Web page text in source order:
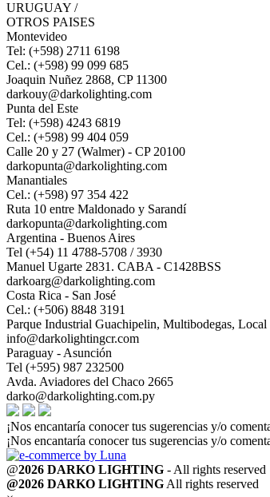
URUGUAY /
OTROS PAISES
Montevideo
Tel: (+598) 2711 6198
Cel.: (+598) 99 099 685
Joaquin Nuñez 2868, CP 11300
darkouy@darkolighting.com
Punta del Este
Tel: (+598) 4243 6819
Cel.: (+598) 99 404 059
Calle 20 y 27 (Walmer) - CP 20100
darkopunta@darkolighting.com
Manantiales
Cel.: (+598) 97 354 422
Ruta 10 entre Maldonado y Sarandí
darkopunta@darkolighting.com
Argentina - Buenos Aires
Tel (+54) 11 4788-5708 / 3930
Manuel Ugarte 2831. CABA - C1428BSS
darkoarg@darkolighting.com
Costa Rica - San José
Cel.: (+506) 8848 3191
Parque Industrial Guachipelin, Multibodegas, Local
info@darkolightingcr.com
Paraguay - Asunción
Tel (+595) 987 232500
Avda. Aviadores del Chaco 2665
darko@darkolighting.com.py
¡Nos encantaría conocer tus sugerencias y/o
¡Nos encantaría conocer tus sugerencias y/o
@2026 DARKO LIGHTING - All rights reserved
@2026 DARKO LIGHTING All rights reserved